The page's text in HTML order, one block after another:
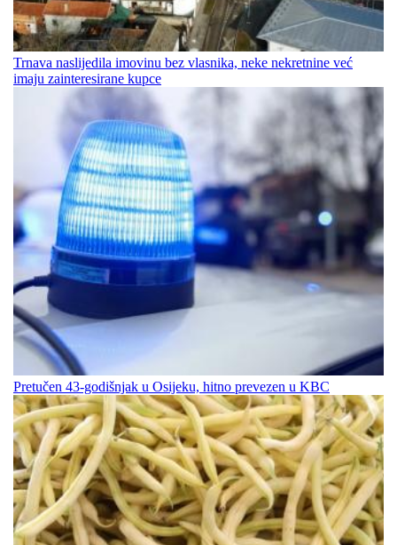
Trnava naslijedila imovinu bez vlasnika, neke nekretnine već
imaju zainteresirane kupce
Pretučen 43-godišnjak u Osijeku, hitno prevezen u KBC